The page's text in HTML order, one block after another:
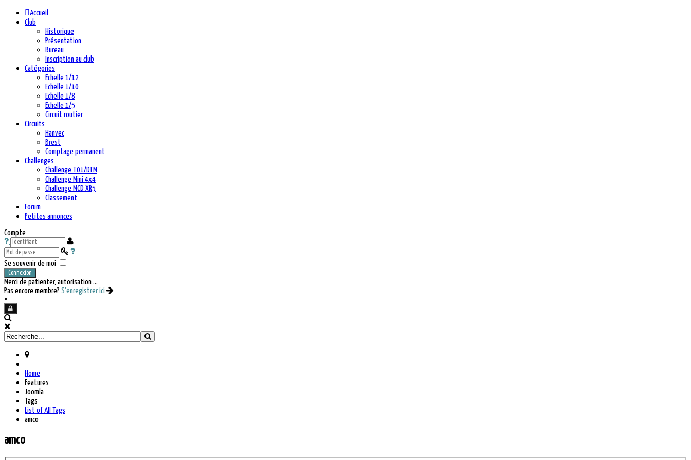
Accueil
Club
Historique
Présentation
Bureau
Inscription au club
Catégories
Echelle 1/12
Echelle 1/10
Echelle 1/8
Echelle 1/5
Circuit routier
Circuits
Hanvec
Brest
Comptage permanent
Challenges
Challenge T01/DTM
Challenge Mini 4x4
Challenge MCD XR5
Classement
Forum
Petites annonces
Compte
Se souvenir de moi
Connexion
Merci de patienter, autorisation ...
Pas encore membre? S'enregistrer ici
×
Home
Features
Joomla
Tags
List of All Tags
amco
amco
précédente
précédent
suivante
suivant